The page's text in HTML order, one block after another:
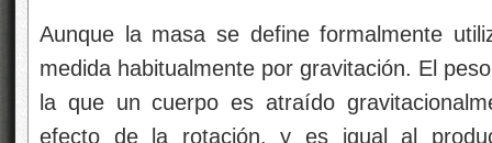
Aunque la masa se define formalmente
medida habitualmente por gravitación. El
la que un cuerpo es atraído
efecto de la rotación, y es igual al